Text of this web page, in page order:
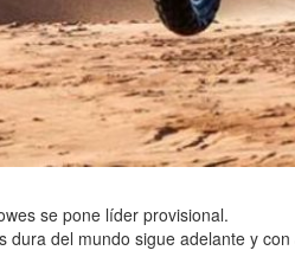
se pone líder provisional.
dura del mundo sigue adelante y